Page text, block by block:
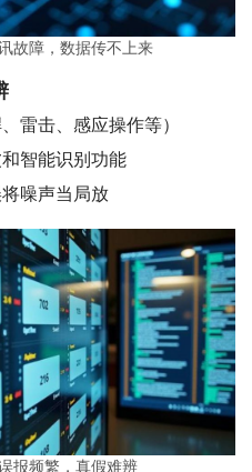
故障，数据传不上来
雷击、感应操作等）
智能识别功能
噪声当局放
报频繁，真假难辨